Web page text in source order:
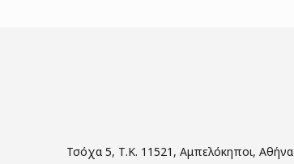
Τσόχα 5, Τ.Κ. 11521, Αμπελόκηποι, Αθήνα